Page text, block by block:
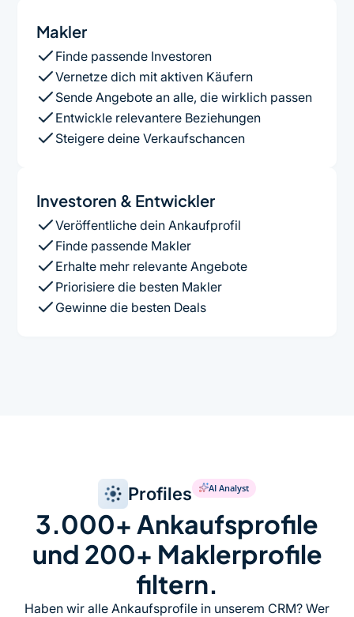
Makler
Finde passende Investoren
Vernetze dich mit aktiven Käufern
Sende Angebote an alle, die wirklich passen
Entwickle relevantere Beziehungen
Steigere deine Verkaufschancen
Investoren & Entwickler
Veröffentliche dein Ankaufprofil
Finde passende Makler
Erhalte mehr relevante Angebote
Priorisiere die besten Makler
Gewinne die besten Deals
Profiles AI Analyst
3.000+ Ankaufsprofile
und 200+ Maklerprofile
filtern.
Haben wir alle Ankaufsprofile in unserem CRM? Wer